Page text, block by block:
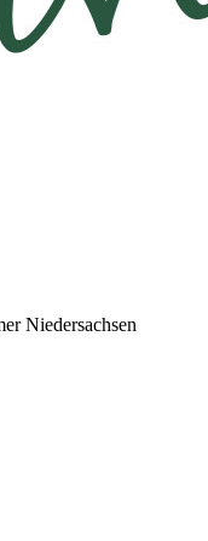
Niedersachsen